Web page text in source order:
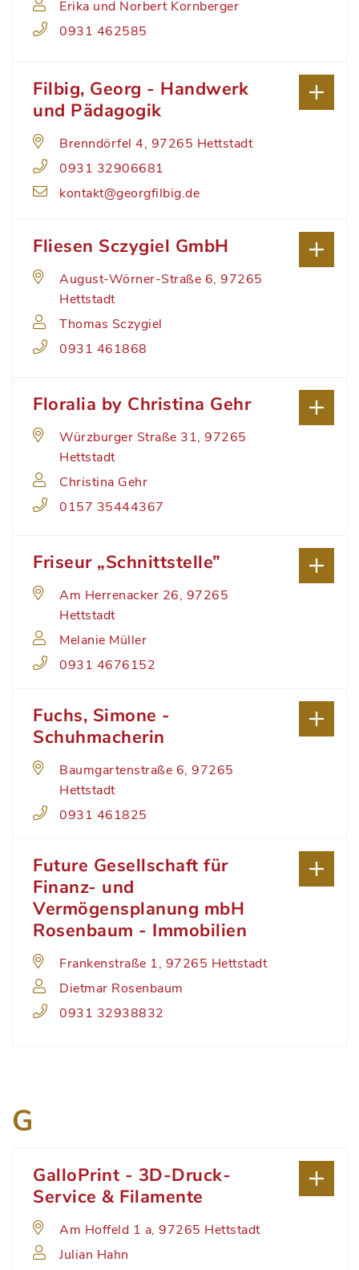
Erika und Norbert Kornberger
0931 462585
Filbig, Georg - Handwerk
und Pädagogik
Brenndörfel 4, 97265 Hettstadt
0931 32906681
kontakt@georgfilbig.de
Fliesen Sczygiel GmbH
August-Wörner-Straße 6, 97265
Hettstadt
Thomas Sczygiel
0931 461868
Floralia by Christina Gehr
Würzburger Straße 31, 97265
Hettstadt
Christina Gehr
0157 35444367
Friseur „Schnittstelle”
Am Herrenacker 26, 97265
Hettstadt
Melanie Müller
0931 4676152
Fuchs, Simone -
Schuhmacherin
Baumgartenstraße 6, 97265
Hettstadt
0931 461825
Future Gesellschaft für
Finanz- und
Vermögensplanung mbH
Rosenbaum - Immobilien
Frankenstraße 1, 97265 Hettstadt
Dietmar Rosenbaum
0931 32938832
G
GalloPrint - 3D-Druck-
Service & Filamente
Am Hoffeld 1 a, 97265 Hettstadt
Julian Hahn